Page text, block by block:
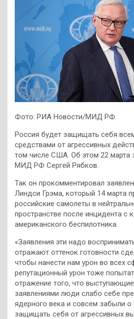
Фото: РИА Новости/МИД РФ
Россия будет защищать себя
средствами от агрессивных
том числе США. Об этом 22 марта
МИД РФ Сергей Рябков.
Так он прокомментировал
Линдси Грэма, который 14 марта
российские самолеты в
пространстве после инцидента с
американского беспилотника.
«Заявления эти надо
отражают оттенок готовности
чтобы нанести нам урон во всех
репутационный урон тоже
отражение того, что
заявлениями люди слабо себе
ядерного века и совсем забыли
защищать себя от агрессивных